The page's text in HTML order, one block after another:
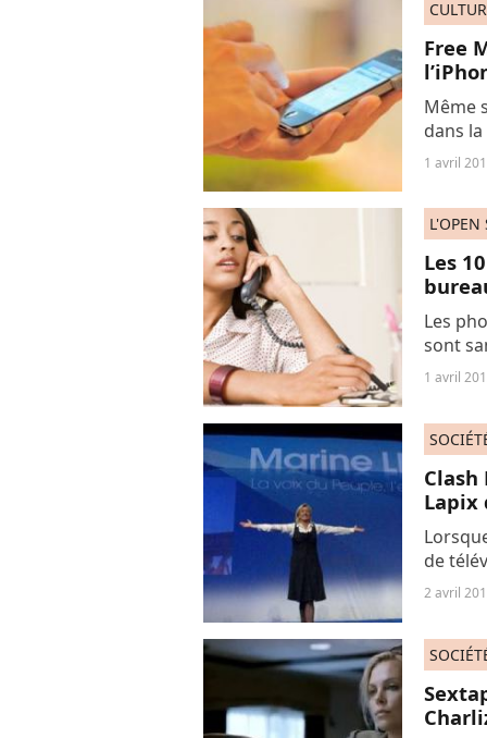
Free
Même
dans
1 avril
L'OPEN
Les
Les
sont
space,
1 avril
Clash
Lapix
de
2 avril